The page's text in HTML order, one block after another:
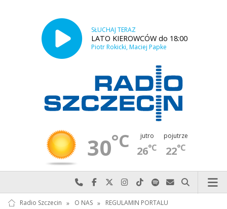
SŁUCHAJ TERAZ
LATO KIEROWCÓW do 18:00
Piotr Rokicki, Maciej Papke
30°C jutro
26°C
pojutrze
22°C
Najlepiej po prostu do nas zadzwoń
Odwiedź nas na Facebook-u
Odwiedź nas na X
Odwiedź nas na Instagram-ie
Odwiedź nas na TikTok-u
Szukaj nas na Spotify
Wyślij do nas
Szukaj
Radio Szczecin » O NAS » REGULAMIN PORTALU